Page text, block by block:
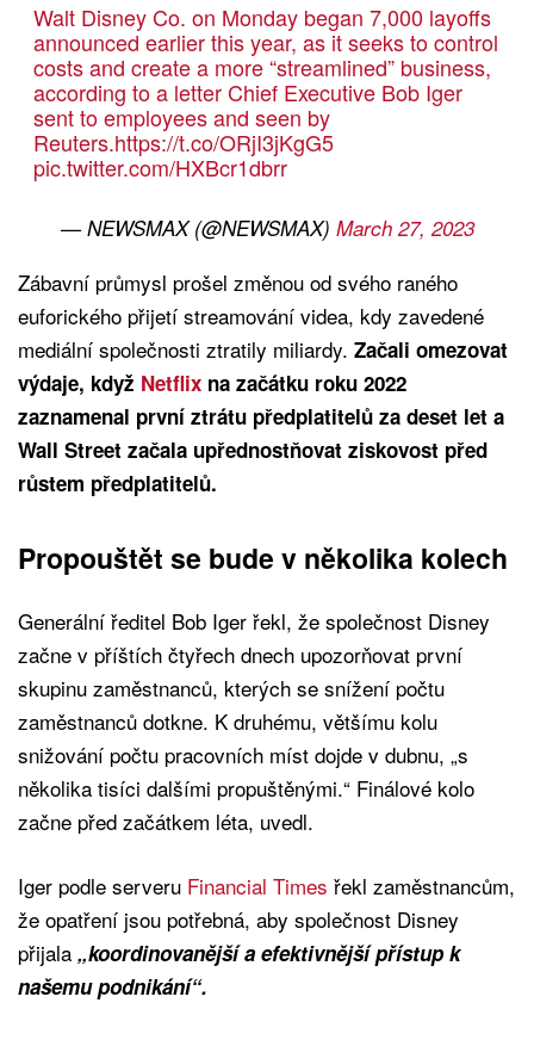
Walt Disney Co. on Monday began 7,000 layoffs
announced earlier this year, as it seeks to control
costs and create a more “streamlined” business,
according to a letter Chief Executive Bob Iger
sent to employees and seen by
Reuters.https://t.co/ORjI3jKgG5
pic.twitter.com/HXBcr1dbrr
— NEWSMAX (@NEWSMAX) March 27, 2023
Zábavní průmysl prošel změnou od svého raného
euforického přijetí streamování videa, kdy zavedené
mediální společnosti ztratily miliardy. Začali omezovat
výdaje, když Netflix na začátku roku 2022
zaznamenal první ztrátu předplatitelů za deset let a
Wall Street začala upřednostňovat ziskovost před
růstem předplatitelů.
Propouštět se bude v několika kolech
Generální ředitel Bob Iger řekl, že společnost Disney
začne v příštích čtyřech dnech upozorňovat první
skupinu zaměstnanců, kterých se snížení počtu
zaměstnanců dotkne. K druhému, většímu kolu
snižování počtu pracovních míst dojde v dubnu, „s
několika tisíci dalšími propuštěnými.“ Finálové kolo
začne před začátkem léta, uvedl.
Iger podle serveru Financial Times řekl zaměstnancům,
že opatření jsou potřebná, aby společnost Disney
přijala „koordinovanější a efektivnější přístup k
našemu podnikání“.